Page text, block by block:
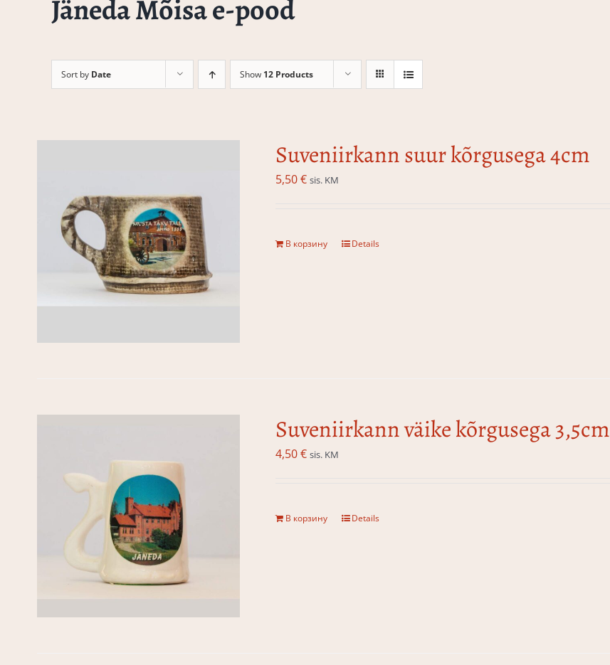
Jäneda Mõisa e-pood
Sort by Date Show 12 Products
Suveniirkann suur kõrgusega 4cm
5,50€ sis. KM
В корзину Details
Suveniirkann väike kõrgusega 3,5cm
4,50€ sis. KM
В корзину Details